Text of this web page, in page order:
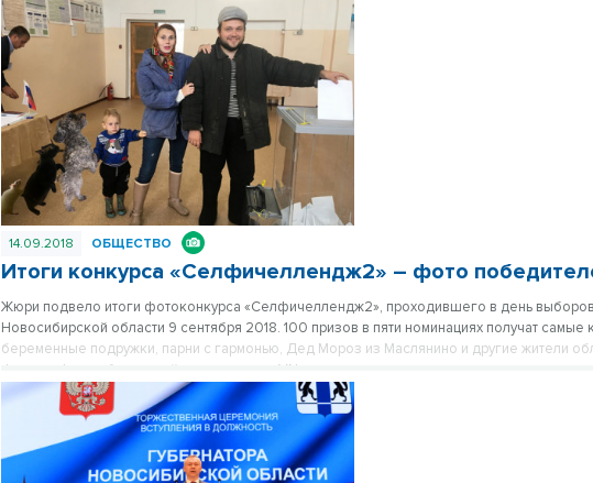
14.09.2018 ОБЩЕСТВО
Итоги конкурса «Селфичеллендж2» – фото
Жюри подвело итоги фотоконкурса «Селфичеллендж2», проходившего в день выборов
Новосибирской области 9 сентября 2018. 100 призов в пяти номинациях получат самые
беременные подружки, парни с гармонью, Дед Мороз из Маслянино и другие жители
Фотографии победителей – в материале VN.ru.